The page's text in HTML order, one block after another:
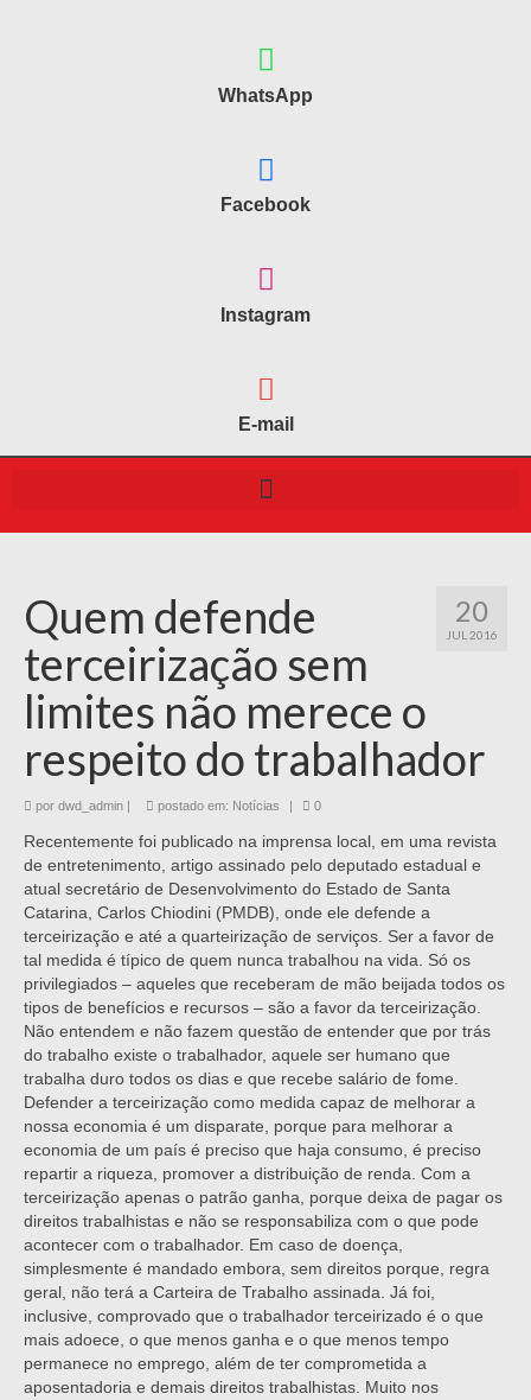
WhatsApp
Facebook
Instagram
E-mail
20
JUL 2016
Quem defende
terceirização sem
limites não merece o
respeito do trabalhador
por dwd_admin postado em: Notícias 0
Recentemente foi publicado na imprensa local, em uma revista
de entretenimento, artigo assinado pelo deputado estadual e
atual secretário de Desenvolvimento do Estado de Santa
Catarina, Carlos Chiodini (PMDB), onde ele defende a
terceirização e até a quarteirização de serviços. Ser a favor de
tal medida é típico de quem nunca trabalhou na vida. Só os
privilegiados – aqueles que receberam de mão beijada todos os
tipos de benefícios e recursos – são a favor da terceirização.
Não entendem e não fazem questão de entender que por trás
do trabalho existe o trabalhador, aquele ser humano que
trabalha duro todos os dias e que recebe salário de fome.
Defender a terceirização como medida capaz de melhorar a
nossa economia é um disparate, porque para melhorar a
economia de um país é preciso que haja consumo, é preciso
repartir a riqueza, promover a distribuição de renda. Com a
terceirização apenas o patrão ganha, porque deixa de pagar os
direitos trabalhistas e não se responsabiliza com o que pode
acontecer com o trabalhador. Em caso de doença,
simplesmente é mandado embora, sem direitos porque, regra
geral, não terá a Carteira de Trabalho assinada. Já foi,
inclusive, comprovado que o trabalhador terceirizado é o que
mais adoece, o que menos ganha e o que menos tempo
permanece no emprego, além de ter comprometida a
aposentadoria e demais direitos trabalhistas. Muito nos